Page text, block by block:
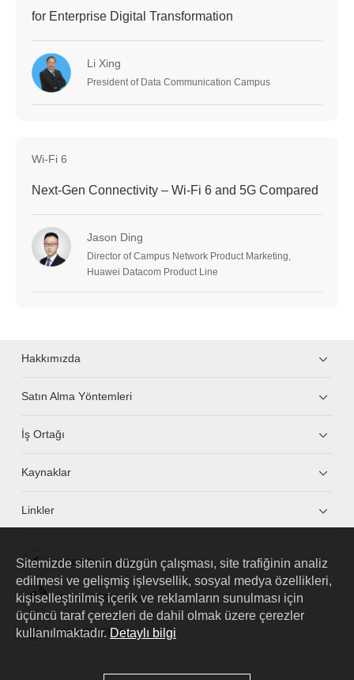
for Enterprise Digital Transformation
Li Xing
President of Data Communication Campus
Wi-Fi 6
Next-Gen Connectivity – Wi-Fi 6 and 5G Compared
Jason Ding
Director of Campus Network Product Marketing,
Huawei Datacom Product Line
Hakkımızda
Satın Alma Yöntemleri
İş Ortağı
Kaynaklar
Linkler
HUAWEI eKit App
Huawei HiKnow App
HUAWEI eFly App
Sitemizde sitenin düzgün çalışması, site trafiğinin analiz
edilmesi ve gelişmiş işlevsellik, sosyal medya özellikleri,
kişiselleştirilmiş içerik ve reklamların sunulması için
üçüncü taraf çerezleri de dahil olmak üzere çerezler
kullanılmaktadır. Detaylı bilgi